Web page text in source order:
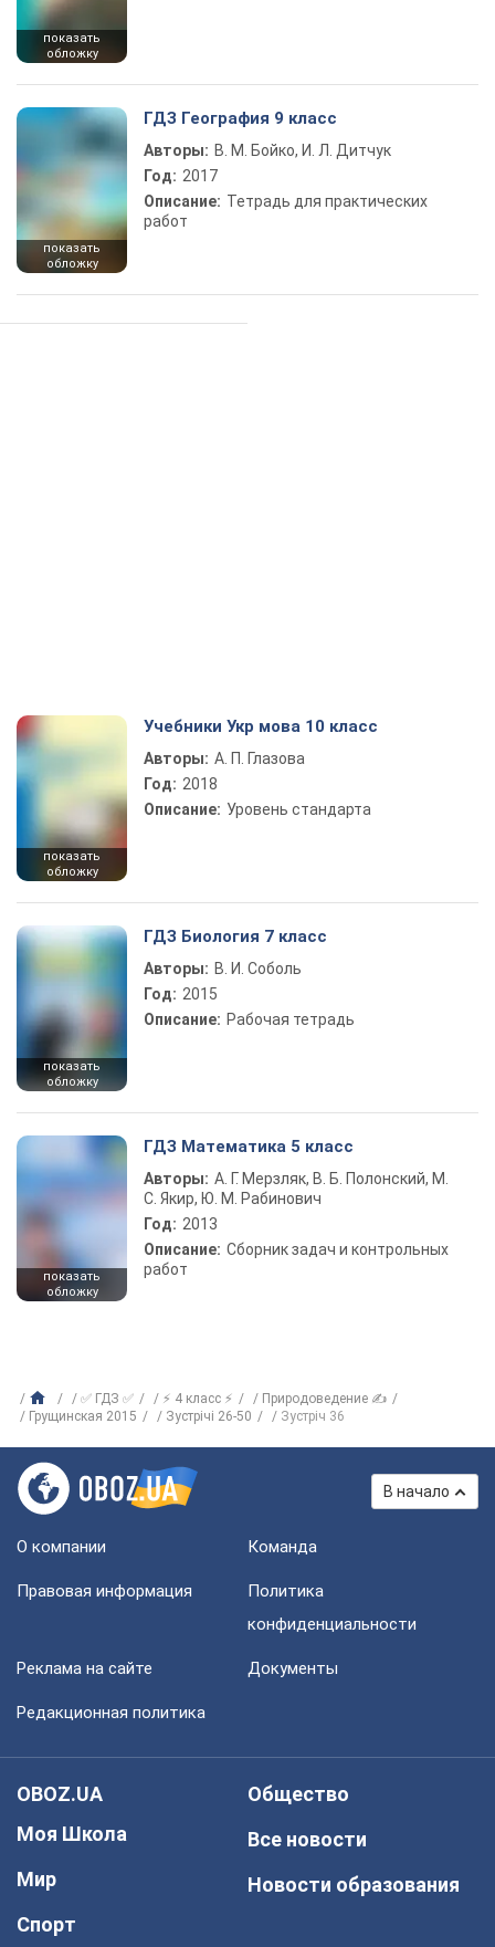
показать
обложку
показать
обложку
ГДЗ География 9 класс
Авторы: В. М. Бойко, И. Л. Дитчук
Год: 2017
Описание: Тетрадь для практических
работ
показать
обложку
Учебники Укр мова 10 класс
Авторы: А. П. Глазова
Год: 2018
Описание: Уровень стандарта
показать
обложку
ГДЗ Биология 7 класс
Авторы: В. И. Соболь
Год: 2015
Описание: Рабочая тетрадь
показать
обложку
ГДЗ Математика 5 класс
Авторы: А. Г. Мерзляк, В. Б. Полонский, М.
С. Якир, Ю. М. Рабинович
Год: 2013
Описание: Сборник задач и контрольных
работ
✅ ГДЗ ✅ ⚡ 4 класс ⚡
Природоведение ✍
Грущинская 2015
Зустрічі 26-50 Зустріч 36
В начало
О компании Команда
Правовая информация
Политика
конфиденциальности
Реклама на сайте Документы
Редакционная политика
OBOZ.UA
Моя Школа
Мир
Спорт
Общество
Все новости
Новости образования